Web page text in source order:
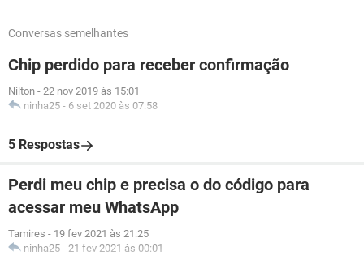
Conversas semelhantes
Chip perdido para receber confirmação
Nilton - 22 nov 2019 às 15:01
ninha25 - 6 set 2020 às 07:58
5 Respostas
Perdi meu chip e precisa o do código para
acessar meu WhatsApp
Tamires - 19 fev 2021 às 21:25
ninha25 - 21 fev 2021 às 00:01